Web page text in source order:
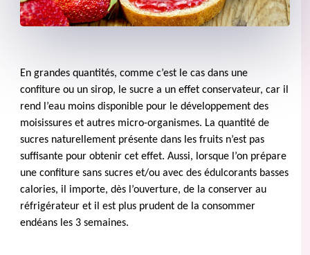
En grandes quantités, comme c’est le cas dans une
confiture ou un sirop, le sucre a un effet conservateur, car il
rend l’eau moins disponible pour le développement des
moisissures et autres micro-organismes. La quantité de
sucres naturellement présente dans les fruits n’est pas
suffisante pour obtenir cet effet. Aussi, lorsque l’on prépare
une confiture sans sucres et/ou avec des édulcorants basses
calories, il importe, dès l’ouverture, de la conserver au
réfrigérateur et il est plus prudent de la consommer
endéans les 3 semaines.